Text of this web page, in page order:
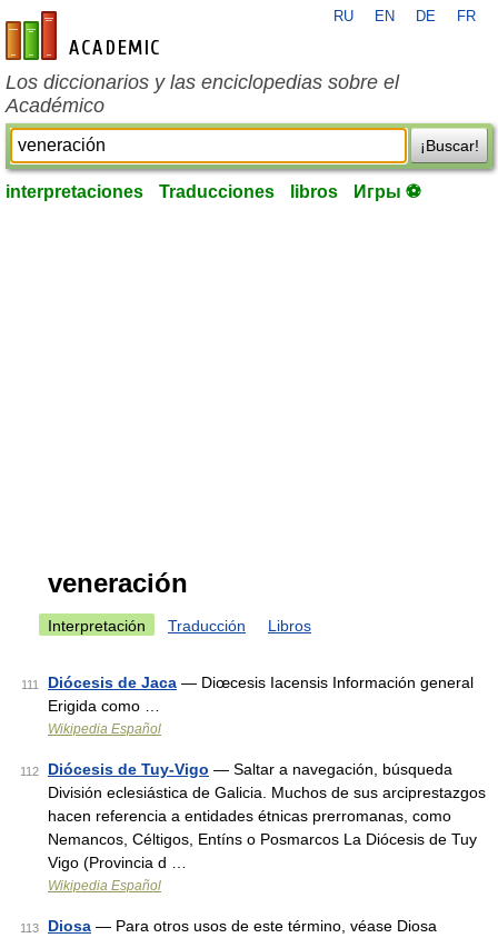
es-academic.com
RU EN DE FR
Los diccionarios y las enciclopedias sobre el
Académico
¡Buscar!
interpretaciones Traducciones libros Игры ⚽
veneración
Interpretación Traducción Libros
111 Diócesis de Jaca — Diœcesis Iacensis Información general
Erigida como …
Wikipedia Español
112 Diócesis de Tuy-Vigo — Saltar a navegación, búsqueda
División eclesiástica de Galicia. Muchos de sus arciprestazgos
hacen referencia a entidades étnicas prerromanas, como
Nemancos, Céltigos, Entíns o Posmarcos La Diócesis de Tuy
Vigo (Provincia d …
Wikipedia Español
113 Diosa — Para otros usos de este término, véase Diosa